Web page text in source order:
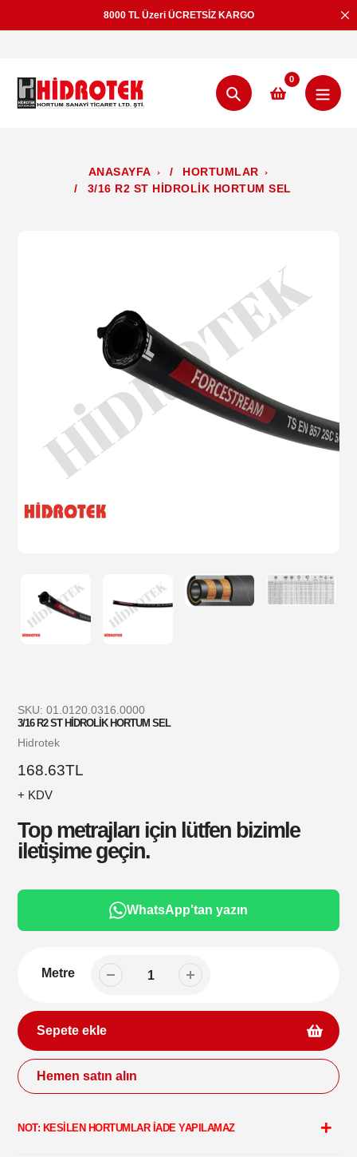
geç
8000 TL Üzeri ÜCRETSİZ KARGO
Aramak
0
ANASAYFA /
HORTUMLAR
/
3/16 R2 ST HİDROLİK HORTUM SEL
SKU: 01.0120.0316.0000
3/16 R2 ST HİDROLİK HORTUM SEL
Satıcı
Hidrotek
Normal
fiyat
168.63TL
+ KDV
Top metrajları için lütfen bizimle
iletişime geçin.
WhatsApp'tan yazın
Metre
Sepete ekle
Hemen satın alın
ürün
NOT: KESİLEN HORTUMLAR İADE YAPILAMAZ